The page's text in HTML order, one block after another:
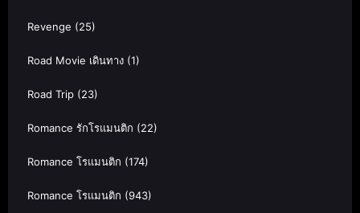
Revenge (25)
Road Movie เดินทาง (1)
Road Trip (23)
Romance รักโรแมนติก (22)
Romance โรแมนติก (174)
Romance โรแมนติก (943)